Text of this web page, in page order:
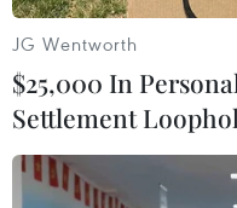
TIN LIÊN QUAN
JG Wentworth
$25,000 In
Settlement